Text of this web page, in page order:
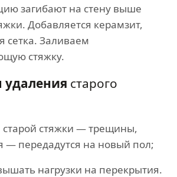
загибают на стену выше
Добавляется керамзит,
Заливаем
стяжку.
старого
стяжки — трещины,
— передадутся на новый пол;
нагрузки на перекрытия.